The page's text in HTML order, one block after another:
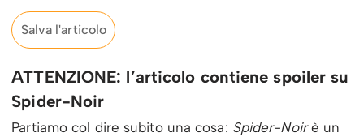
Salva l'articolo
ATTENZIONE: l’articolo contiene spoiler su
Spider-Noir
Partiamo col dire subito una cosa: Spider-Noirè un